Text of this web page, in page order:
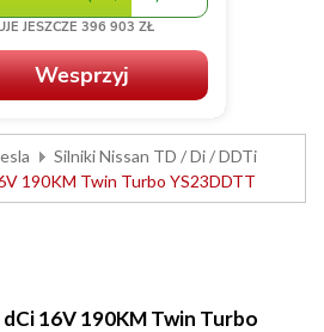
Silniki Nissan TD / Di / DDTi
190KM Twin Turbo YS23DDTT
dCi 16V 190KM Twin Turbo